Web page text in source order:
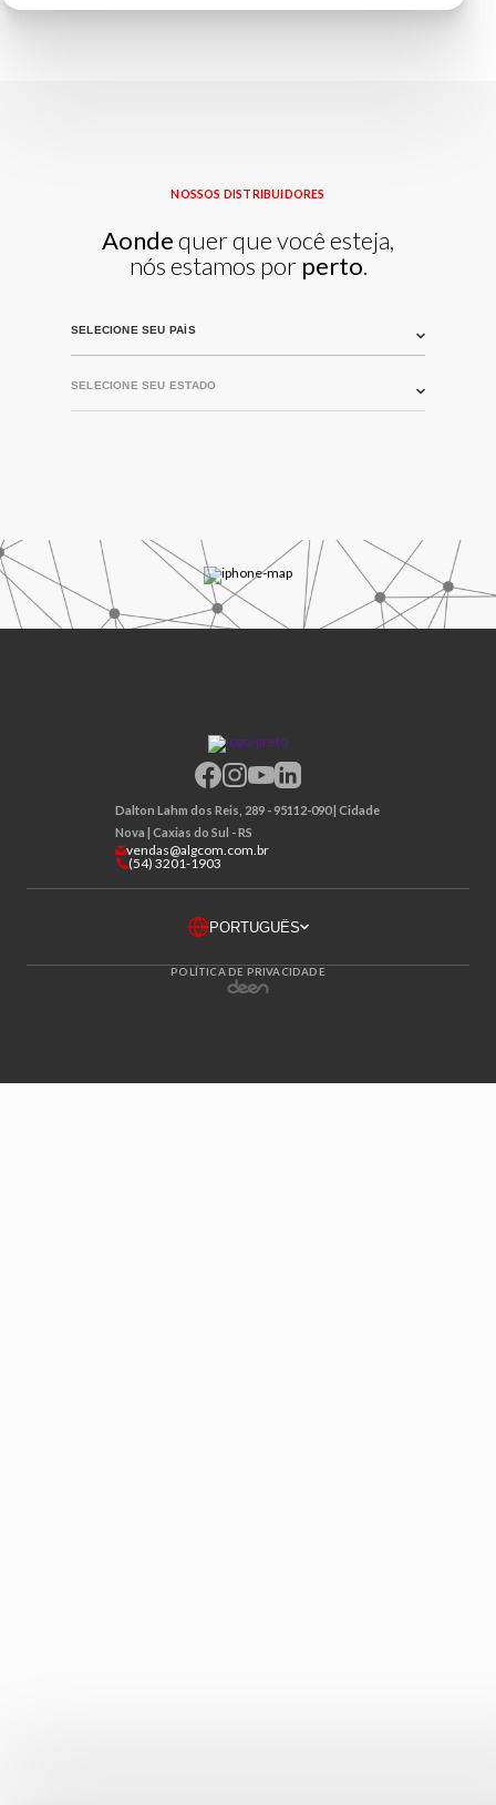
NOSSOS DISTRIBUIDORES
Aondequer que você esteja,
nós estamos por perto.
Dalton Lahm dos Reis, 289 - 95112-090 | Cidade
Nova | Caxias do Sul - RS
vendas@algcom.com.br
(54) 3201-1903
POLÍTICA DE PRIVACIDADE